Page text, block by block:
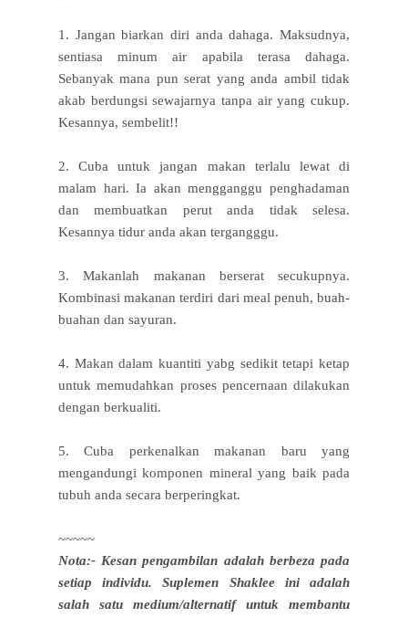
1. Jangan biarkan diri anda dahaga. Maksudnya,
sentiasa minum air apabila terasa dahaga.
Sebanyak mana pun serat yang anda ambil tidak
akab berdungsi sewajarnya tanpa air yang cukup.
Kesannya, sembelit!!
2. Cuba untuk jangan makan terlalu lewat di
malam hari. Ia akan mengganggu penghadaman
dan membuatkan perut anda tidak selesa.
Kesannya tidur anda akan tergangggu.
3. Makanlah makanan berserat secukupnya.
Kombinasi makanan terdiri dari meal penuh, buah-
buahan dan sayuran.
4. Makan dalam kuantiti yabg sedikit tetapi ketap
untuk memudahkan proses pencernaan dilakukan
dengan berkualiti.
5. Cuba perkenalkan makanan baru yang
mengandungi komponen mineral yang baik pada
tubuh anda secara berperingkat.
~~~~~
Nota:- Kesan pengambilan adalah berbeza pada
setiap individu. Suplemen Shaklee ini adalah
salah satu medium/alternatif untuk membantu